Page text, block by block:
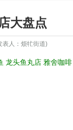
大盘点
表人：烦牤街道)
龙头鱼丸店 雅舍咖啡